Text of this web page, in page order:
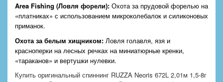
Area Fishing (Ловля форели): Охота за прудовой форелью на
«платниках» с использованием микроколебалок и силиконовых
приманок.
Охота за белым хищником: Ловля голавля, язя и
красноперки на лесных речках на миниатюрные кренки,
«тараканов» и вертушки нулевки.
Купить оригинальный спиннинг RUZZA Neoris 672L 2,01м 1,5-8г